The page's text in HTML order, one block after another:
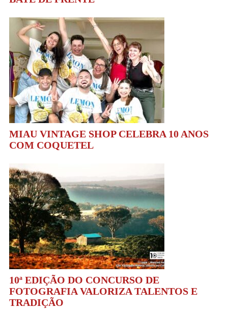
MIAU VINTAGE SHOP CELEBRA 10 ANOS
COM COQUETEL
10ª EDIÇÃO DO CONCURSO DE
FOTOGRAFIA VALORIZA TALENTOS E
TRADIÇÃO